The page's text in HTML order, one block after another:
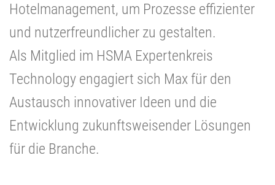
Hotelmanagement, um Prozesse effizienter
und nutzerfreundlicher zu gestalten.
Als Mitglied im HSMA Expertenkreis
Technology engagiert sich Max für den
Austausch innovativer Ideen und die
Entwicklung zukunftsweisender Lösungen
für die Branche.